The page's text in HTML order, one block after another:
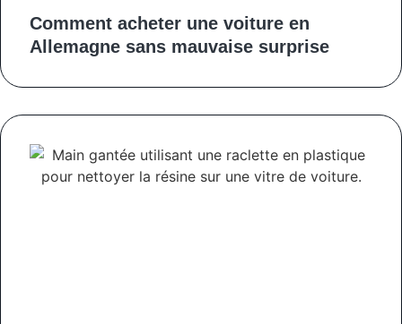
Comment acheter une voiture en
Allemagne sans mauvaise surprise